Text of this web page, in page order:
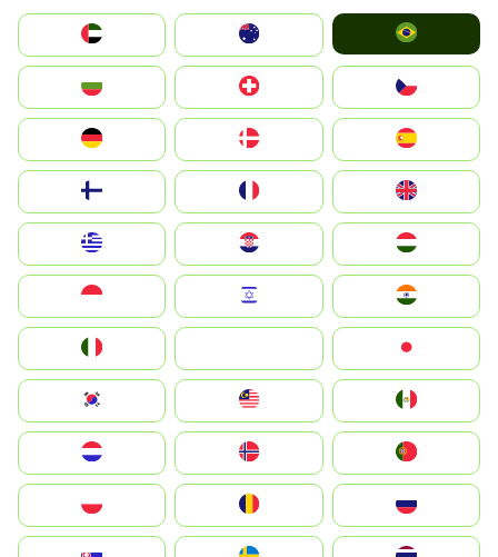
الإمارات العربية المتحدة
Switzerland
Deutschland
United Kingdom
Magyarország
South Korea